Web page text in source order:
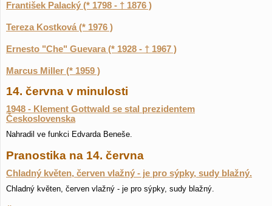
František Palacký (* 1798 - † 1876 )
Tereza Kostková (* 1976 )
Ernesto "Che" Guevara (* 1928 - † 1967 )
Marcus Miller (* 1959 )
14. června v minulosti
1948 - Klement Gottwald se stal prezidentem
Československa
Nahradil ve funkci Edvarda Beneše.
Pranostika na 14. června
Chladný květen, červen vlažný - je pro sýpky, sudy blažný.
Chladný květen, červen vlažný - je pro sýpky, sudy blažný.